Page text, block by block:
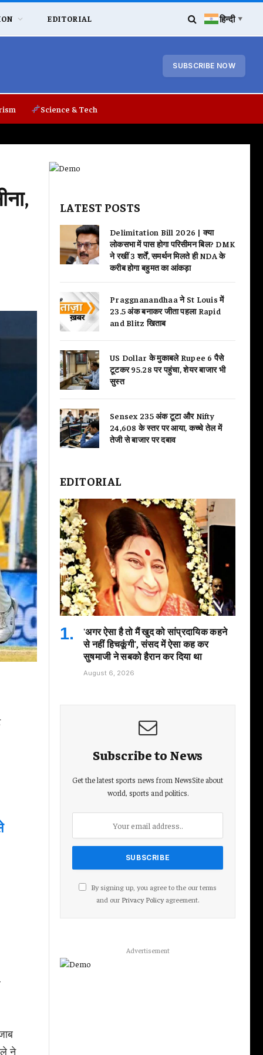
EDITORIAL हिन्दी ▼
SUBSCRIBE NOW
Science & Tech
ने
LATEST POSTS
Delimitation Bill 2026 | क्या
लोकसभा में पास होगा परिसीमन बिल? DMK
ने रखीं 3 शर्तें, समर्थन मिलते ही NDA के
करीब होगा बहुमत का आंकड़ा
Praggnanandhaa ने St Louis में
23.5 अंक बनाकर जीता पहला Rapid
and Blitz खिताब
US Dollar के मुकाबले Rupee 6 पैसे
टूटकर 95.28 पर पहुंचा, शेयर बाजार भी
सुस्त
Sensex 235 अंक टूटा और Nifty
24,608 के स्तर पर आया, कच्चे तेल में
तेजी से बाजार पर दबाव
EDITORIAL
'अगर ऐसा है तो मैं खुद को सांप्रदायिक कहने
से नहीं हिचकूंगी', संसद में ऐसा कह कर
सुषमाजी ने सबको हैरान कर दिया था
August 6, 2026
Subscribe to News
Get the latest sports news from NewsSite about
world, sports and politics.
By signing up, you agree to the our terms
and our Privacy Policyagreement.
Advertisement